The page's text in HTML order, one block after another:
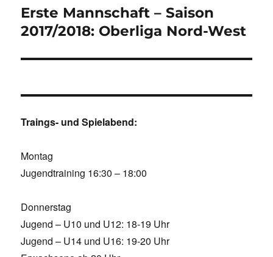
Erste Mannschaft – Saison
2017/2018: Oberliga Nord-West
Traings- und Spielabend:
Montag
Jugendtraining 16:30 – 18:00
Donnerstag
Jugend – U10 und U12: 18-19 Uhr
Jugend – U14 und U16: 19-20 Uhr